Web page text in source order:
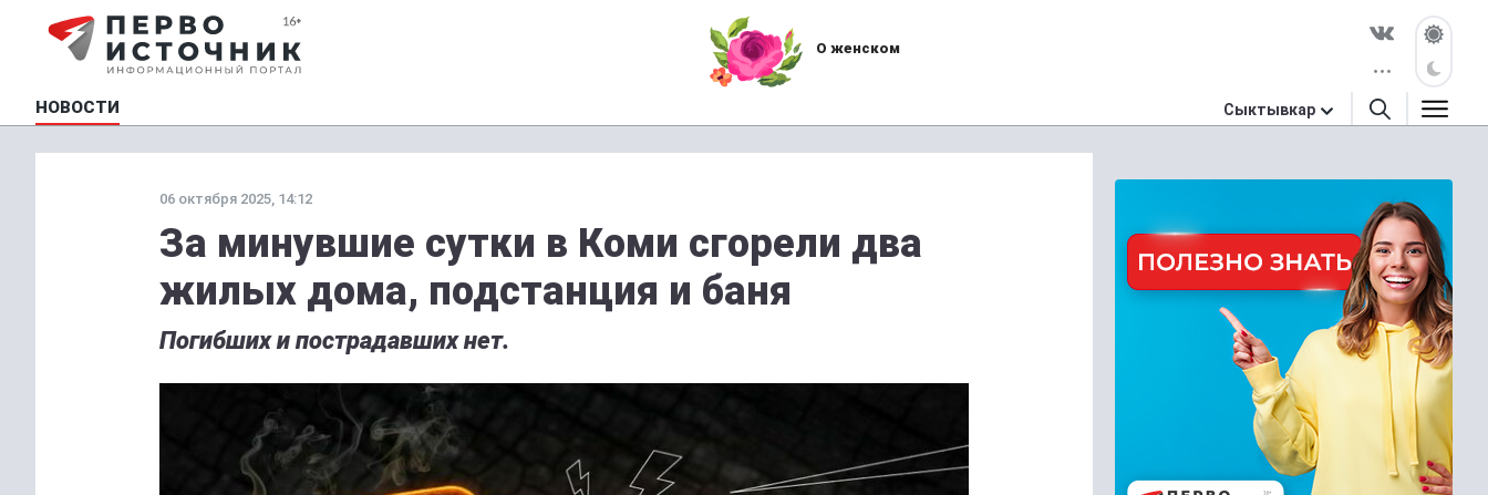
О женском
НОВОСТИ Сыктывкар
06 октября 2025, 14:12
За минувшие сутки в Коми сгорели два
жилых дома, подстанция и баня
Погибших и пострадавших нет.